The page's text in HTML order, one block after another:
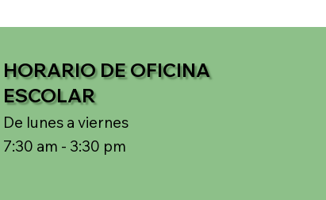
HORARIO DE OFICINA
ESCOLAR
De lunes a viernes
7:30 am - 3:30 pm